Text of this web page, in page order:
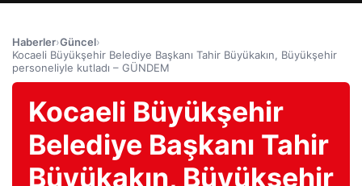
Haberler›Güncel›
Kocaeli Büyükşehir Belediye Başkanı Tahir Büyükakın, Büyükşehir
personeliyle kutladı – GÜNDEM
Kocaeli Büyükşehir
Belediye Başkanı Tahir
Büyükakın, Büyükşehir